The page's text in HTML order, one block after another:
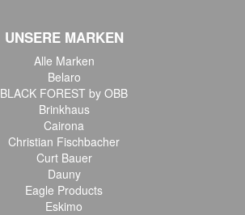
UNSERE MARKEN
Alle Marken
Belaro
BLACK FOREST by OBB
Brinkhaus
Cairona
Christian Fischbacher
Curt Bauer
Dauny
Eagle Products
Eskimo